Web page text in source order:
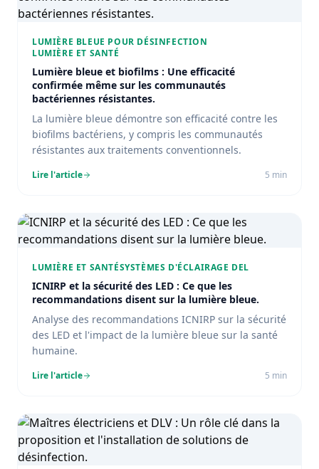
LUMIÈRE BLEUE POUR DÉSINFECTION
LUMIÈRE ET SANTÉ
Lumière bleue et biofilms : Une efficacité
confirmée même sur les communautés
bactériennes résistantes.
La lumière bleue démontre son efficacité contre les
biofilms bactériens, y compris les communautés
résistantes aux traitements conventionnels.
Lire l'article 5 min
LUMIÈRE ET SANTÉSYSTÈMES D'ÉCLAIRAGE DEL
ICNIRP et la sécurité des LED : Ce que les
recommandations disent sur la lumière bleue.
Analyse des recommandations ICNIRP sur la sécurité
des LED et l'impact de la lumière bleue sur la santé
humaine.
Lire l'article 5 min